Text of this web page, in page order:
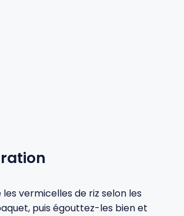
les vermicelles de riz selon les
puis égouttez-les bien et